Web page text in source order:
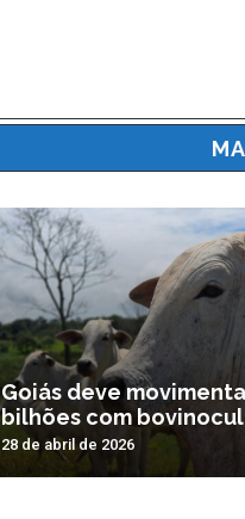
Goiás deve
bilhões com
28 de abril de 2026